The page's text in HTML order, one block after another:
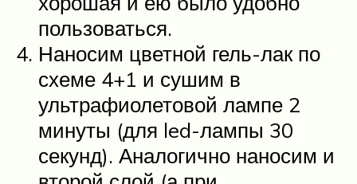
пользоваться.
Наносим цветной гель-лак по
схеме 4+1 и сушим в
ультрафиолетовой лампе 2
минуты (для led-лампы 30
секунд). Аналогично наносим и